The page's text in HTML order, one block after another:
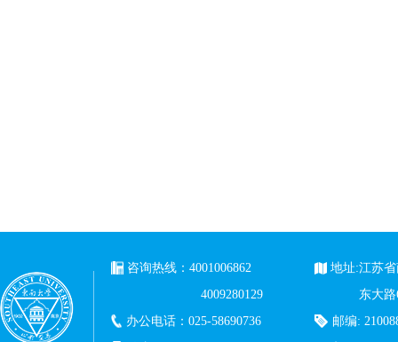
咨询热线：4001006862
4009280129
办公电话：025-58690736
地址:江苏
东大
邮编: